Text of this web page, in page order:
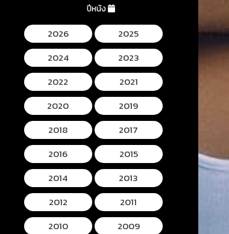
ปีหนัง
2026
2025
2024
2023
2022
2021
2020
2019
2018
2017
2016
2015
2014
2013
2012
2011
2010
2009